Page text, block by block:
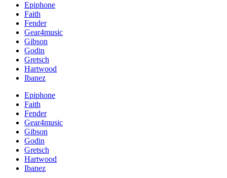
Epiphone
Faith
Fender
Gear4music
Gibson
Godin
Gretsch
Hartwood
Ibanez
Epiphone
Faith
Fender
Gear4music
Gibson
Godin
Gretsch
Hartwood
Ibanez